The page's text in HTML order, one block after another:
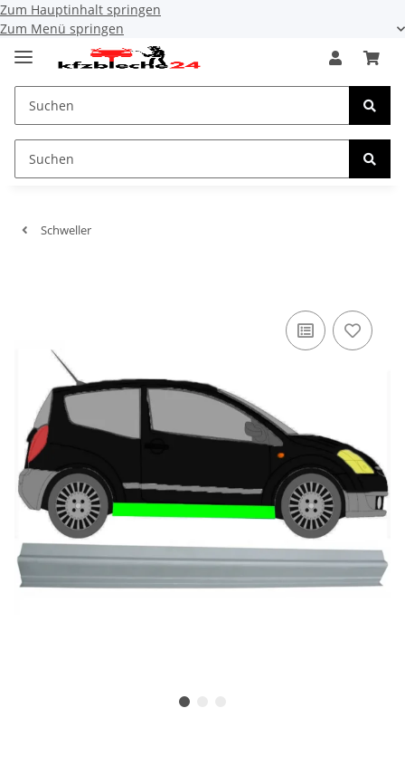
Zum Hauptinhalt springen
Zum Menü springen
Schweller